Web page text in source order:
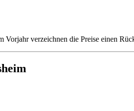
verzeichnen die Preise einen